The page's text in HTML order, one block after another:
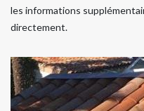
les informations
directement.